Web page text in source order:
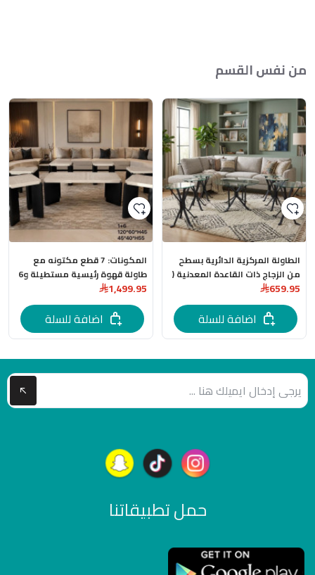
من نفس القسم
الطاولة المركزية الدائرية بسطح
من الزجاج ذات القاعدة المعدنية (
1 + 6 )
659.95
اضافة للسلة
المكونات: 7 قطع مكتونه مع
طاولة قهوة رئيسية مستطيلة و6
طاولات خدمة جانبية باللون الاسود
1,499.95
اضافة للسلة
حمل تطبيقاتنا